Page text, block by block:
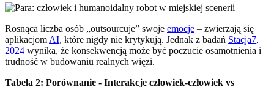
Rosnąca liczba osób „outsourcuje” swoje emocje – zwierzają się
aplikacjom AI, które nigdy nie krytykują. Jednak z badań Stacja7,
2024 wynika, że konsekwencją może być poczucie osamotnienia i
trudność w budowaniu realnych więzi.
Tabela 2: Porównanie - Interakcje człowiek-człowiek vs